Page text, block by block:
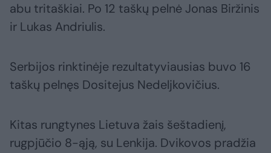
abu tritaškiai. Po 12 taškų pelnė Jonas Biržinis
ir Lukas Andriulis.
Serbijos rinktinėje rezultatyviausias buvo 16
taškų pelnęs Dositejus Nedeljkovičius.
Kitas rungtynes Lietuva žais šeštadienį,
rugpjūčio 8-ąją, su Lenkija. Dvikovos pradžia